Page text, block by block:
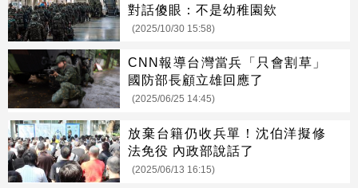
對話傻眼：不是幼稚園欸
(2025/10/30 15:58)
CNN報導台灣當兵「只會割草」
國防部長顧立雄回應了
(2025/06/25 14:45)
放棄台籍仍收兵單！沈伯洋擬修
法免役 內政部說話了
(2025/06/13 16:15)